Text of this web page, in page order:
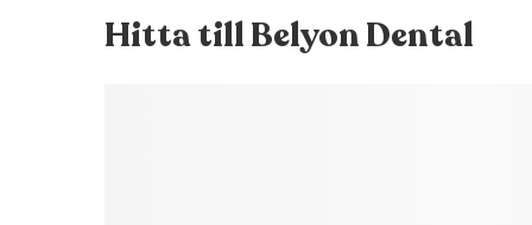
Hitta tillBelyon Dental